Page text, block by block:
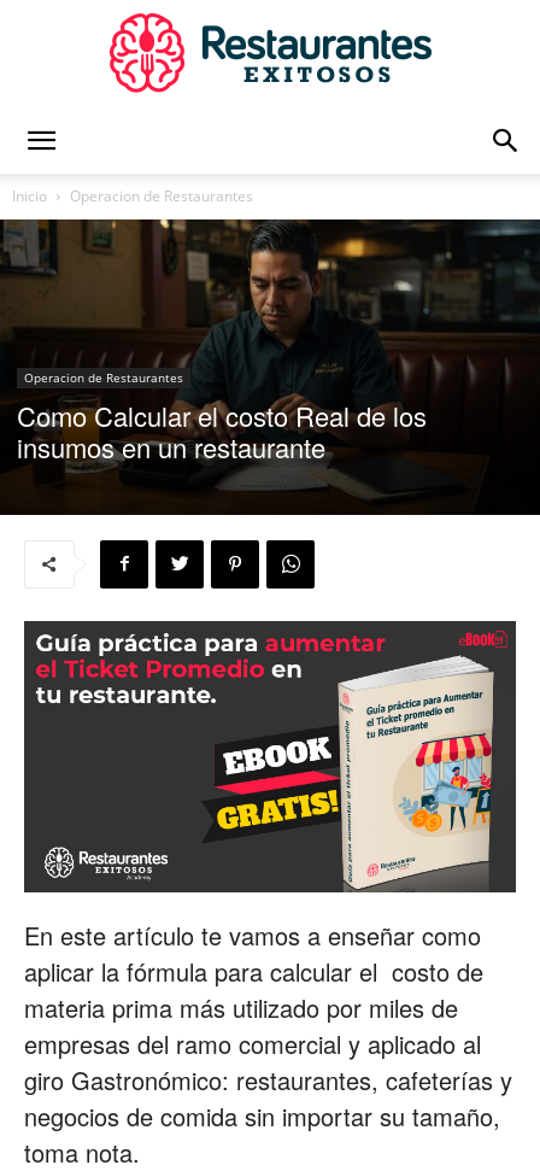
Exitosos
Capacitación
para
Restaurantes
|
de
Restaurantes
Inicio Operacion de Restaurantes
Operacion de Restaurantes
Como Calcular el costo Real de los
insumos en un restaurante
En este artículo te vamos a enseñar como
aplicar la fórmula para calcular el costo de
materia prima más utilizado por miles de
empresas del ramo comercial y aplicado al
giro Gastronómico: restaurantes, cafeterías y
negocios de comida sin importar su tamaño,
toma nota.